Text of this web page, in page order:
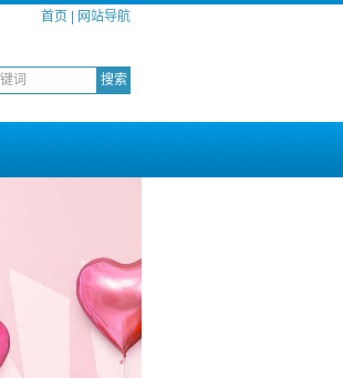
首页 网站导航